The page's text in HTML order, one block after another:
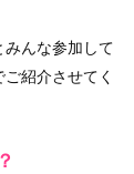
んな参加して
紹介させてく